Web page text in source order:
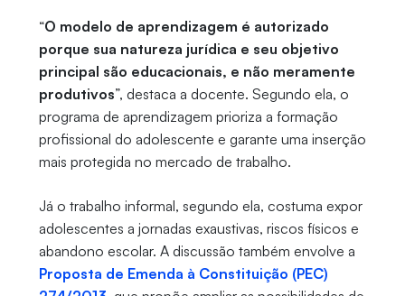
“O modelo de aprendizagem é autorizado
porque sua natureza jurídica e seu objetivo
principal são educacionais, e não meramente
produtivos”, destaca a docente. Segundo ela, o
programa de aprendizagem prioriza a formação
profissional do adolescente e garante uma inserção
mais protegida no mercado de trabalho.
Já o trabalho informal, segundo ela, costuma expor
adolescentes a jornadas exaustivas, riscos físicos e
abandono escolar. A discussão também envolve a
Proposta de Emenda à Constituição (PEC)